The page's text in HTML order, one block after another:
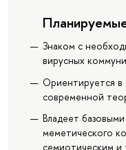
Знаком с
вирусных
Ориентируется в
современной
Владеет
меметического
семиотическим и